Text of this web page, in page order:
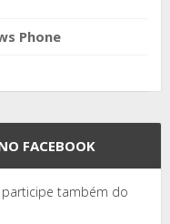
Phone
FACEBOOK
também do